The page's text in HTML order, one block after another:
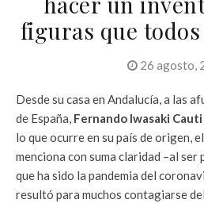
figuras que
26 agosto,
Desde su casa en Andalucía, a las
de España, Fernando Iwasaki Cauti
lo que ocurre en su país de origen,
menciona con suma claridad –al
que ha sido la pandemia del
resultó para muchos contagiarse